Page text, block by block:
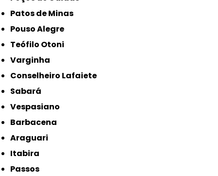
Patos de Minas
Pouso Alegre
Teófilo Otoni
Varginha
Conselheiro Lafaiete
Sabará
Vespasiano
Barbacena
Araguari
Itabira
Passos